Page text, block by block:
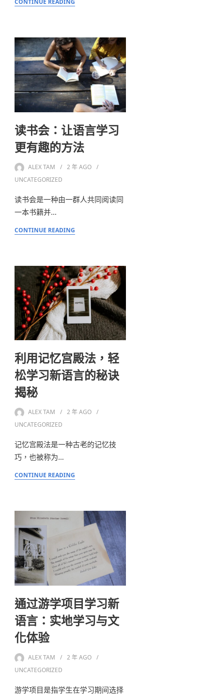
CONTINUE READING
读书会：让语言学习
更有趣的方法
ALEX TAM 2 年AGO
UNCATEGORIZED
读书会是一种由一群人共同阅读同
一本书籍并…
CONTINUE READING
利用记忆宫殿法，轻
松学习新语言的秘诀
揭秘
ALEX TAM 2 年AGO
UNCATEGORIZED
记忆宫殿法是一种古老的记忆技
巧，也被称为…
CONTINUE READING
通过游学项目学习新
语言：实地学习与文
化体验
ALEX TAM 2 年AGO
UNCATEGORIZED
游学项目是指学生在学习期间选择